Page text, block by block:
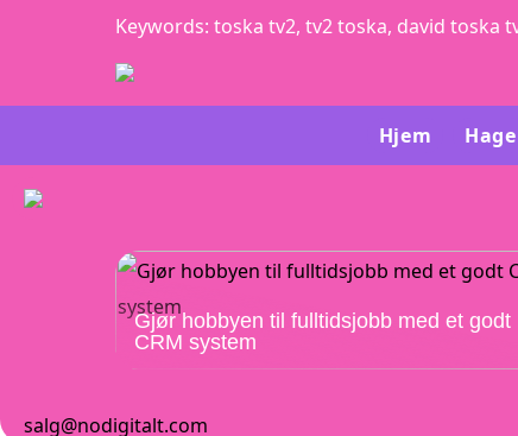
Keywords: toska tv2, tv2 toska, david toska
Hjem Hage
Gjør hobbyen til fulltidsjobb med et godt
CRM system
salg@nodigitalt.com